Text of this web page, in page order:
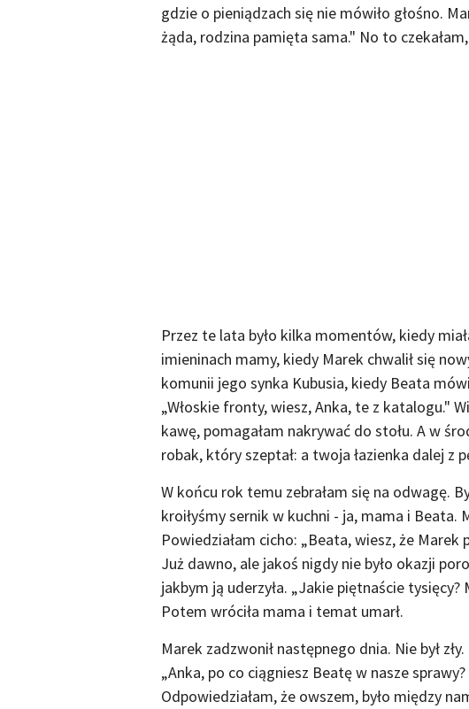
gdzie o pieniądzach się nie mówiło głośno.
żąda, rodzina pamięta sama." No to
Przez te lata było kilka momentów, kiedy
imieninach mamy, kiedy Marek chwalił się
komunii jego synka Kubusia, kiedy Beata
„Włoskie fronty, wiesz, Anka, te z katalogu."
kawę, pomagałam nakrywać do stołu. A w
robak, który szeptał: a twoja łazienka dalej z
W końcu rok temu zebrałam się na odwagę.
kroiłyśmy sernik w kuchni - ja, mama i Beata.
Powiedziałam cicho: „Beata, wiesz, że Marek
Już dawno, ale jakoś nigdy nie było okazji
jakbym ją uderzyła. „Jakie piętnaście
Potem wróciła mama i temat umarł.
Marek zadzwonił następnego dnia. Nie był
„Anka, po co ciągniesz Beatę w nasze
Odpowiedziałam, że owszem, było między